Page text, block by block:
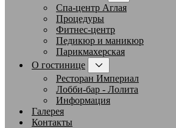
Спа-центр Аглая
Процедуры
Фитнес-центр
Педикюр и маникюр
Парикмахерская
О гостинице
Ресторан Империал
Лобби-бар - Лолита
Информация
Галерея
Контакты